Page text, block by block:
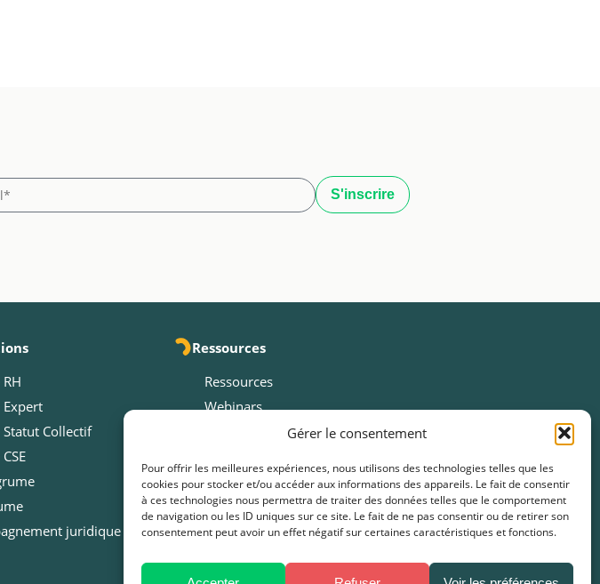
Gérer le consentement
Pour offrir les meilleures expériences, nous utilisons des technologies telles que les
cookies pour stocker et/ou accéder aux informations des appareils. Le fait de consentir
à ces technologies nous permettra de traiter des données telles que le comportement
de navigation ou les ID uniques sur ce site. Le fait de ne pas consentir ou de retirer son
consentement peut avoir un effet négatif sur certaines caractéristiques et fonctions.
Collectif
juridique
Ressources
Ressources
Webinars
Livres blancs & Guides
Boîtes à outils
Presse